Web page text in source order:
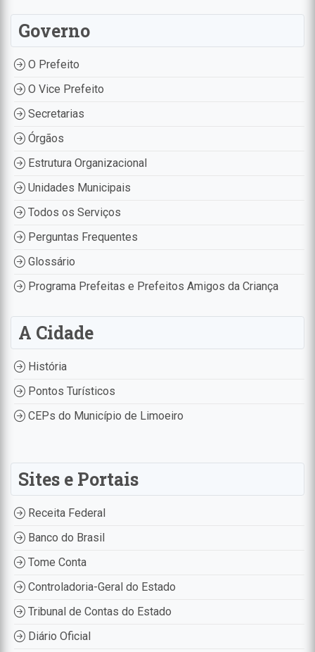
Governo
O Prefeito
O Vice Prefeito
Secretarias
Órgãos
Estrutura Organizacional
Unidades Municipais
Todos os Serviços
Perguntas Frequentes
Glossário
Programa Prefeitas e Prefeitos Amigos da Criança
A Cidade
História
Pontos Turísticos
CEPs do Município de Limoeiro
Sites e Portais
Receita Federal
Banco do Brasil
Tome Conta
Controladoria-Geral do Estado
Tribunal de Contas do Estado
Diário Oficial